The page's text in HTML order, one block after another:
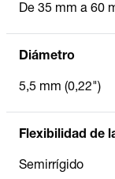
De 35 mm a 60
Diámetro
5,5 mm (0,22")
Flexibilidad de
Semirrígido